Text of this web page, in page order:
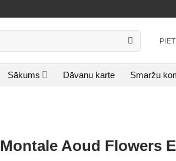
Sākums Dāvanu karte Smaržu
Montale Aoud Flowers